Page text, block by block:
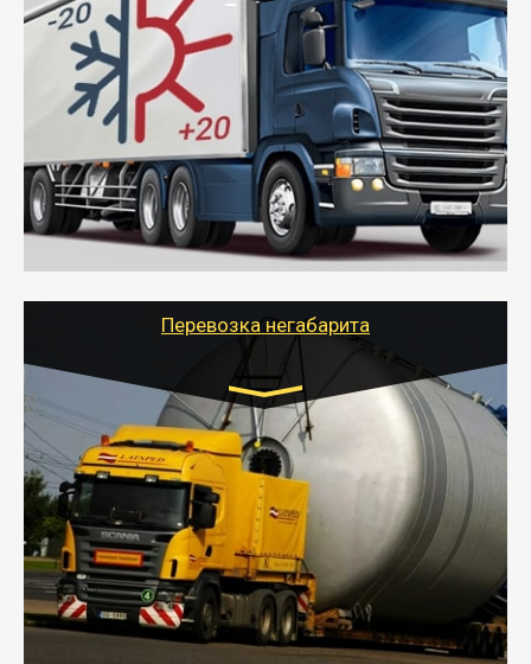
Транспорт:
Газель (1,5 и 3 тонны), Бычок, Еврофура от 5 до
10 тонн
от 6000 руб.
- Рефрижераторные перевозки грузов с
соблюдением температурного режима, работающим
термописцем, санитарной обработкой кузова и мед.
книжкой у водителя.
- Тайгер Логистик поможет быстро перевезти
скоропортящиеся продукты в любой город России с
Перевозка негабарита
Цена за км. Рассчитывается
индивидуально
- Перевозка техники и негабаритных грузов
осуществляется после получения разрешения на
перевозку (обычно 7-14 дней).
- Тайгер Логистик в короткие сроки поможет вам
качественно и безопасно перевезти негабаритные
грузы по всей России тралом, манипулятором и
другим транспортом и подобрать оптимальный